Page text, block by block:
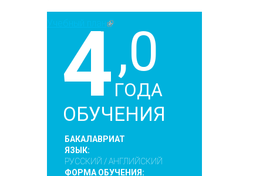
(внешняя ссылка)
4 ,0
ГОДА
ОБУЧЕНИЯ
БАКАЛАВРИАТ
ЯЗЫК:
РУССКИЙ / АНГЛИЙСКИЙ
ФОРМА ОБУЧЕНИЯ: